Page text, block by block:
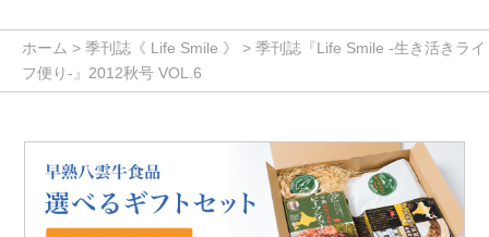
ホーム > 季刊誌《 Life Smile 》 > 季刊誌『Life Smile -生き活きライ
フ便り-』2012秋号 VOL.6